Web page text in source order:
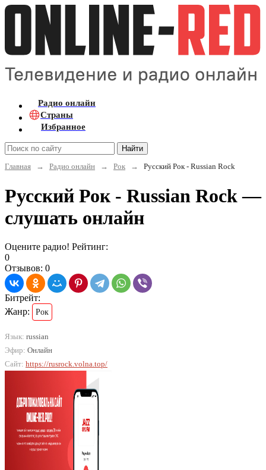
Радио онлайн
Страны
Избранное
Найти
Главная
→ Радио онлайн → Рок → Русский Рок - Russian Rock
Русский Рок - Russian Rock —
слушать онлайн
Оцените радио! Рейтинг:
0
Отзывов: 0
Битрейт:
Жанр:
Рок
Язык: russian
Эфир: Онлайн
Сайт: https://rusrock.volna.top/